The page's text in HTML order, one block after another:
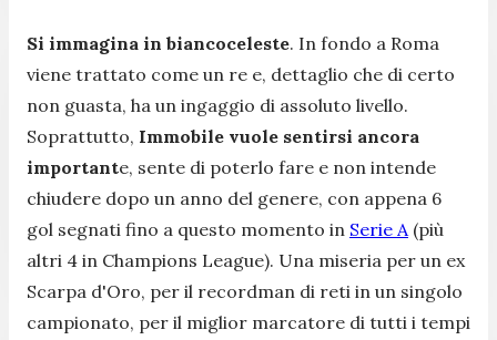
Si immagina in biancoceleste. In fondo a Roma
viene trattato come un re e, dettaglio che di certo
non guasta, ha un ingaggio di assoluto livello.
Soprattutto, Immobile vuole sentirsi ancora
importante, sente di poterlo fare e non intende
chiudere dopo un anno del genere, con appena 6
gol segnati fino a questo momento in Serie A (più
altri 4 in Champions League). Una miseria per un ex
Scarpa d'Oro, per il recordman di reti in un singolo
campionato, per il miglior marcatore di tutti i tempi